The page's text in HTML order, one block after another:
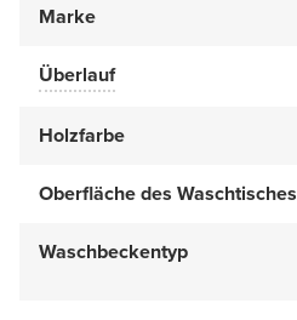
Marke
Überlauf
Holzfarbe
Oberfläche des Waschtisches
Waschbeckentyp